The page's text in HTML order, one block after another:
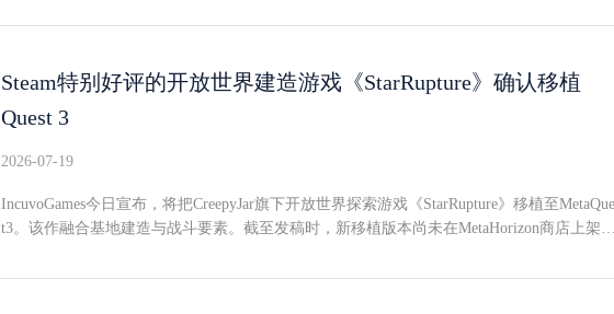
协同打磨，合作成果覆盖多种镜框风格、配色和镜片选择。不过，在本次Unpacked发布会
放世界的动作战斗飞行模拟游戏。玩家隶属于最强势力城邦的精锐部队，职责是维护城市及
一方。VR支持：战斗飞行模拟的天然适配除了预告片中出色的画面表现力和爽快的玩法之
外，《G-Rebels》引人注目的还有对VR的原生支持。战斗飞行模拟天生适合VR--沉浸式座舱
视角带来的空间感知和操控体验是平面屏幕无法比拟的。ReakktorStudios方面已提供评测版
Steam特别好评的开放世界建造游戏《StarRupture》确认移植
Quest 3
2026-07-19
IncuvoGames今日宣布，将把CreepyJar旗下开放世界探索游戏《StarRupture》移植至
t3。该作融合基地建造与战斗要素。截至发稿时，新移植版本尚未在MetaHorizon商店上架，
620条评价中整体评价为"特别好评"。游戏计划于2027年某个时间点结束抢先体验正式发售